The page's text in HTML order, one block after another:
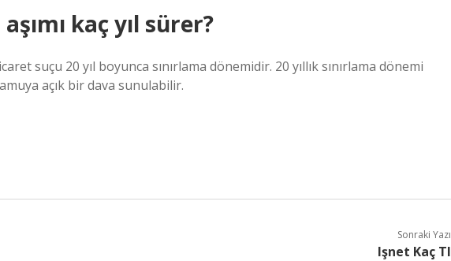
kaç yıl sürer?
suçu 20 yıl boyunca sınırlama dönemidir. 20 yıllık sınırlama dönemi
açık bir dava sunulabilir.
Sonraki Yazı
Işnet Kaç Tl